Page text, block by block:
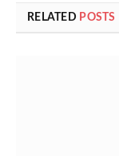
RELATED POSTS